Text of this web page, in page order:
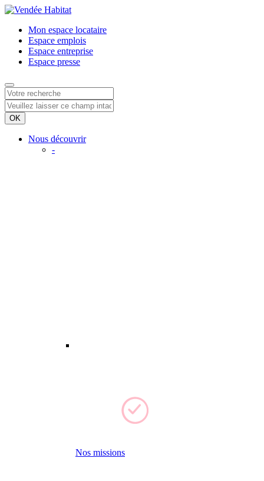
Mon espace locataire
Espace emplois
Espace entreprise
Espace presse
Nous découvrir
-
Nos missions